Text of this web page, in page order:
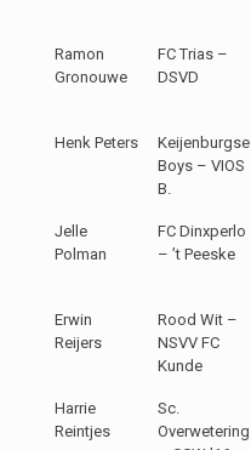
Ramon
Gronouwe
FC Trias –
DSVD
Henk Peters
Keijenburgse
Boys – VIOS
B.
Jelle
Polman
FC Dinxperlo
– ’t Peeske
Erwin
Reijers
Rood Wit –
NSVV FC
Kunde
Harrie
Reintjes
Sc.
Overwetering